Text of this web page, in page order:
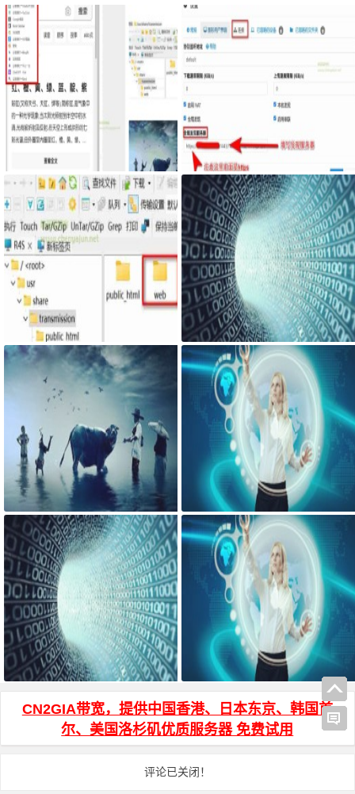
Google Chrome浏览器右侧边栏嵌
服务器搭建syncthing客户端，自
己私有syncthing发现服务器和中
继服务器
最新固件里transmission页面提示
Couldn't find Transmission's web
interface files错误
网页添加密码访问JS代码
宝塔面板搭建可道云 可访问系统
目录方法
AdGuard Home和网站共存安装方
js页面跳转 和 js打开新窗口 方法
HTML页面输入密码才能访问加密
CN2GIA带宽，提供中国香港、日本东京、韩国首
尔、美国洛杉矶优质服务器 免费试用
评论已关闭！